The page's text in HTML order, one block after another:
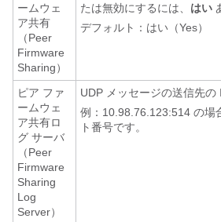
ームウェ
ア共有
（Peer
Firmware
Sharing）
たは無効にするには、 はい
デフォルト：はい（Yes）
ピア ファ
ームウェ
ア共有ロ
グ サーバ
（Peer
Firmware
Sharing
Log
Server）
UDP メッセージの送信先
例：10.98.76.123:514 の場
ト番号です。